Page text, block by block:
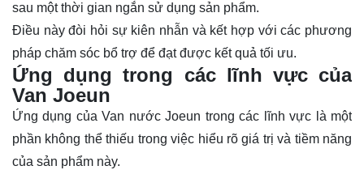
sau một thời gian ngắn sử dụng sản phẩm.
Điều này đòi hỏi sự kiên nhẫn và kết hợp với các phương
pháp chăm sóc bổ trợ để đạt được kết quả tối ưu.
Ứng dụng trong các lĩnh vực của
Van Joeun
Ứng dụng của Van nước Joeun trong các lĩnh vực là một
phần không thể thiếu trong việc hiểu rõ giá trị và tiềm năng
của sản phẩm này.